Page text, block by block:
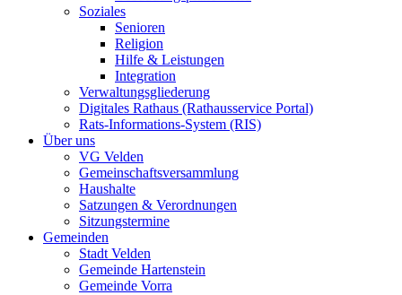
Soziales
Senioren
Religion
Hilfe & Leistungen
Integration
Verwaltungsgliederung
Digitales Rathaus (Rathausservice Portal)
Rats-Informations-System (RIS)
Über uns
VG Velden
Gemeinschaftsversammlung
Haushalte
Satzungen & Verordnungen
Sitzungstermine
Gemeinden
Stadt Velden
Gemeinde Hartenstein
Gemeinde Vorra